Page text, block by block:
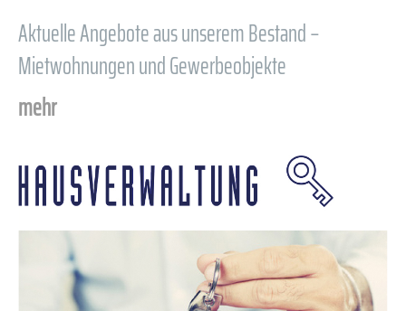
Aktuelle Angebote aus unserem Bestand –
Mietwohnungen und Gewerbeobjekte
mehr